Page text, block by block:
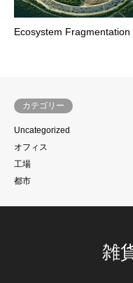
Ecosystem Fragmentation
カテゴリー
Uncategorized
オフィス
工場
都市
雑